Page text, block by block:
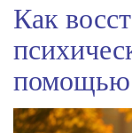
Как
помощью